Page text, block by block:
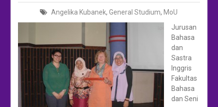
Angelika Kubanek,General Studium, MoU
Jurusan
Bahasa
dan
Sastra
Inggris
Fakultas
Bahasa
dan Seni